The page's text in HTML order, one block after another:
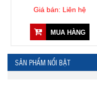
Giá bán: Liên hệ
MUA HÀNG
SẢN PHẨM NỔI BẬT